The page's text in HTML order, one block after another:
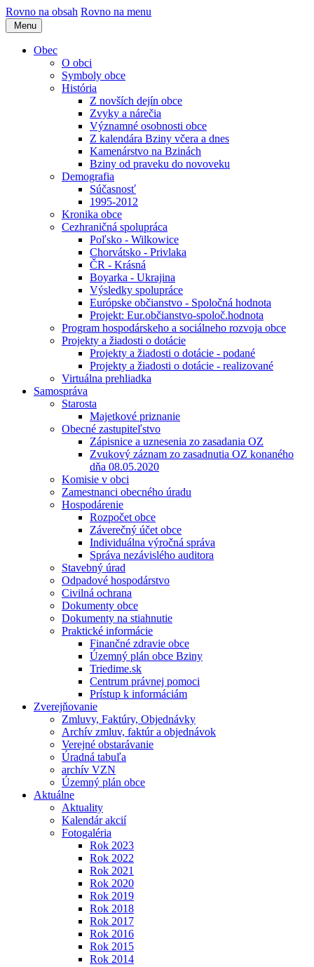
Rovno na obsah Rovno na menu
Menu
Obec
O obci
Symboly obce
História
Z novších dejín obce
Zvyky a nárečia
Významné osobnosti obce
Z kalendára Bziny včera a dnes
Kamenárstvo na Bzinách
Bziny od praveku do novoveku
Demografia
Súčasnosť
1995-2012
Kronika obce
Cezhraničná spolupráca
Poľsko - Wilkowice
Chorvátsko - Privlaka
ČR - Krásná
Boyarka - Ukrajina
Výsledky spolupráce
Európske občianstvo - Spoločná hodnota
Projekt: Eur.občianstvo-spoloč.hodnota
Program hospodárskeho a sociálneho rozvoja obce
Projekty a žiadosti o dotácie
Projekty a žiadosti o dotácie - podané
Projekty a žiadosti o dotácie - realizované
Virtuálna prehliadka
Samospráva
Starosta
Majetkové priznanie
Obecné zastupiteľstvo
Zápisnice a uznesenia zo zasadania OZ
Zvukový záznam zo zasadnutia OZ konaného
dňa 08.05.2020
Komisie v obci
Zamestnanci obecného úradu
Hospodárenie
Rozpočet obce
Záverečný účet obce
Individuálna výročná správa
Správa nezávislého auditora
Stavebný úrad
Odpadové hospodárstvo
Civilná ochrana
Dokumenty obce
Dokumenty na stiahnutie
Praktické informácie
Finančné zdravie obce
Územný plán obce Bziny
Triedime.sk
Centrum právnej pomoci
Prístup k informáciám
Zverejňovanie
Zmluvy, Faktúry, Objednávky
Archív zmluv, faktúr a objednávok
Verejné obstarávanie
Úradná tabuľa
archív VZN
Územný plán obce
Aktuálne
Aktuality
Kalendár akcií
Fotogaléria
Rok 2023
Rok 2022
Rok 2021
Rok 2020
Rok 2019
Rok 2018
Rok 2017
Rok 2016
Rok 2015
Rok 2014